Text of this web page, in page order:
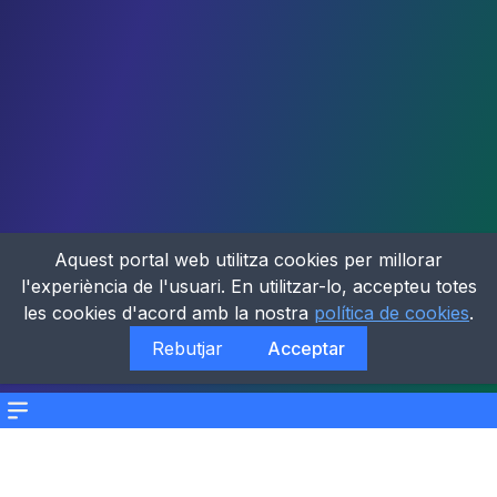
Menu
Aquest portal web utilitza cookies per millorar
l'experiència de l'usuari. En utilitzar-lo, accepteu totes
les cookies d'acord amb la nostra política de cookies.
Rebutjar
Acceptar